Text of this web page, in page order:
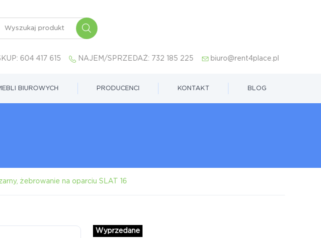
604 417 615 NAJEM/SPRZEDAŻ: 732 185 225 biuro@rent4place.pl
BIUROWYCH PRODUCENCI KONTAKT BLOG
żebrowanie na oparciu SLAT 16
Wyprzedane